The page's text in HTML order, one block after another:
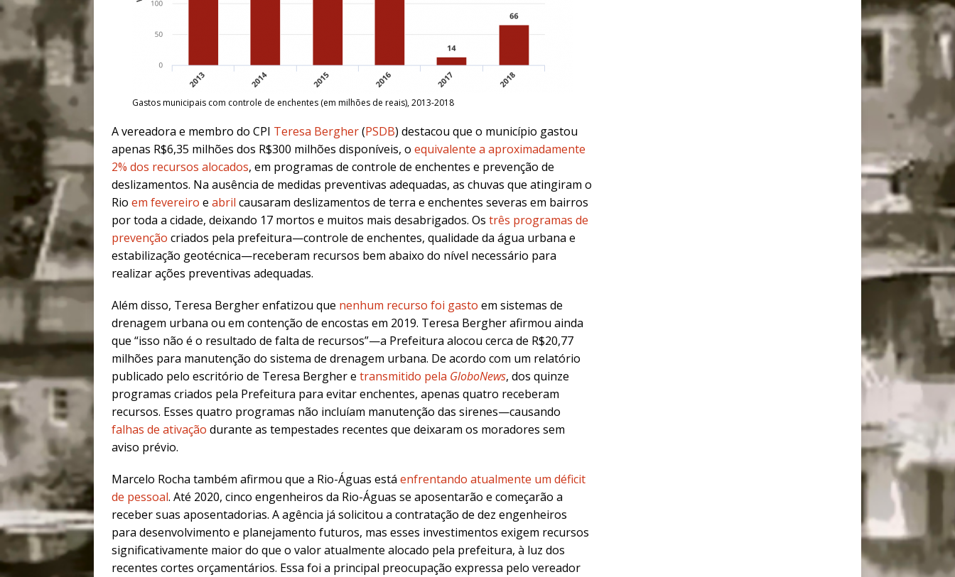
Gastos municipais com controle de enchentes (em milhões de reais), 2013-2018
A vereadora e membro do CPI Teresa Bergher(PSDB) destacou que o município gastou
apenas R$6,35 milhões dos R$300 milhões disponíveis, o equivalente a aproximadamente
2% dos recursos alocados, em programas de controle de enchentes e prevenção de
deslizamentos. Na ausência de medidas preventivas adequadas, as chuvas que atingiram o
Rio em fevereiro e abril causaram deslizamentos de terra e enchentes severas em bairros
por toda a cidade, deixando 17 mortos e muitos mais desabrigados. Os três programas de
prevenção criados pela prefeitura—controle de enchentes, qualidade da água urbana e
estabilização geotécnica—receberam recursos bem abaixo do nível necessário para
realizar ações preventivas adequadas.
Além disso, Teresa Bergher enfatizou que nenhum recurso foi gasto em sistemas de
drenagem urbana ou em contenção de encostas em 2019. Teresa Bergher afirmou ainda
que “isso não é o resultado de falta de recursos”—a Prefeitura alocou cerca de R$20,77
milhões para manutenção do sistema de drenagem urbana. De acordo com um relatório
publicado pelo escritório de Teresa Bergher e transmitido pela GloboNews, dos quinze
programas criados pela Prefeitura para evitar enchentes, apenas quatro receberam
recursos. Esses quatro programas não incluíam manutenção das sirenes—causando
falhas de ativação durante as tempestades recentes que deixaram os moradores sem
aviso prévio.
Marcelo Rocha também afirmou que a Rio-Águas está enfrentando atualmente um déficit
de pessoal. Até 2020, cinco engenheiros da Rio-Águas se aposentarão e começarão a
receber suas aposentadorias. A agência já solicitou a contratação de dez engenheiros
para desenvolvimento e planejamento futuros, mas esses investimentos exigem recursos
significativamente maior do que o valor atualmente alocado pela prefeitura, à luz dos
recentes cortes orçamentários. Essa foi a principal preocupação expressa pelo vereador